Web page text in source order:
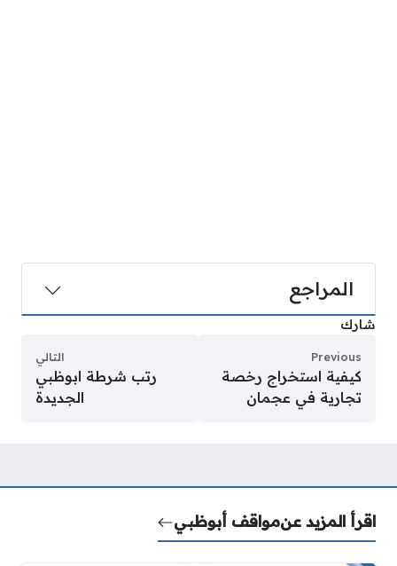
المراجع
شارك
Previous
كيفية استخراج رخصة
تجارية في عجمان
التالي
رتب شرطة ابوظبي
الجديدة
اقرأ المزيد عنمواقف أبوظبي